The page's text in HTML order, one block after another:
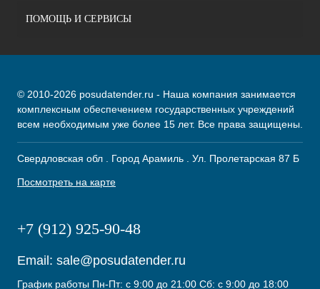
ПОМОЩЬ И СЕРВИСЫ
© 2010-2026 posudatender.ru - Наша компания занимается
комплексным обеспечением государственных учреждений
всем необходимым уже более 15 лет. Все права защищены.
Свердловская обл . Город Арамиль . Ул. Пролетарская 87 Б
Посмотреть на карте
+7 (912) 925-90-48
Email: sale@posudatender.ru
График работы Пн-Пт: с 9:00 до 21:00 Сб: с 9:00 до 18:00